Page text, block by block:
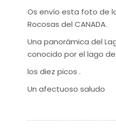
Os envío esta foto de
Rocosas del CANADA.
Una panorámica del
conocido por el lago de
los diez picos .
Un afectuoso saludo